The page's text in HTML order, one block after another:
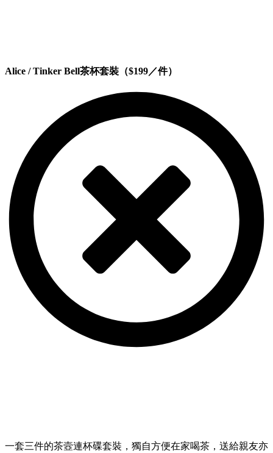
Alice / Tinker Bell茶杯套裝（$199／件）
一套三件的茶壼連杯碟套裝，獨自方便在家喝茶，送給親友亦